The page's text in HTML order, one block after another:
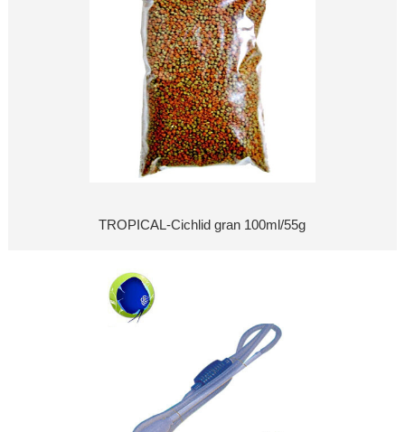
TROPICAL-Cichlid gran 100ml/55g